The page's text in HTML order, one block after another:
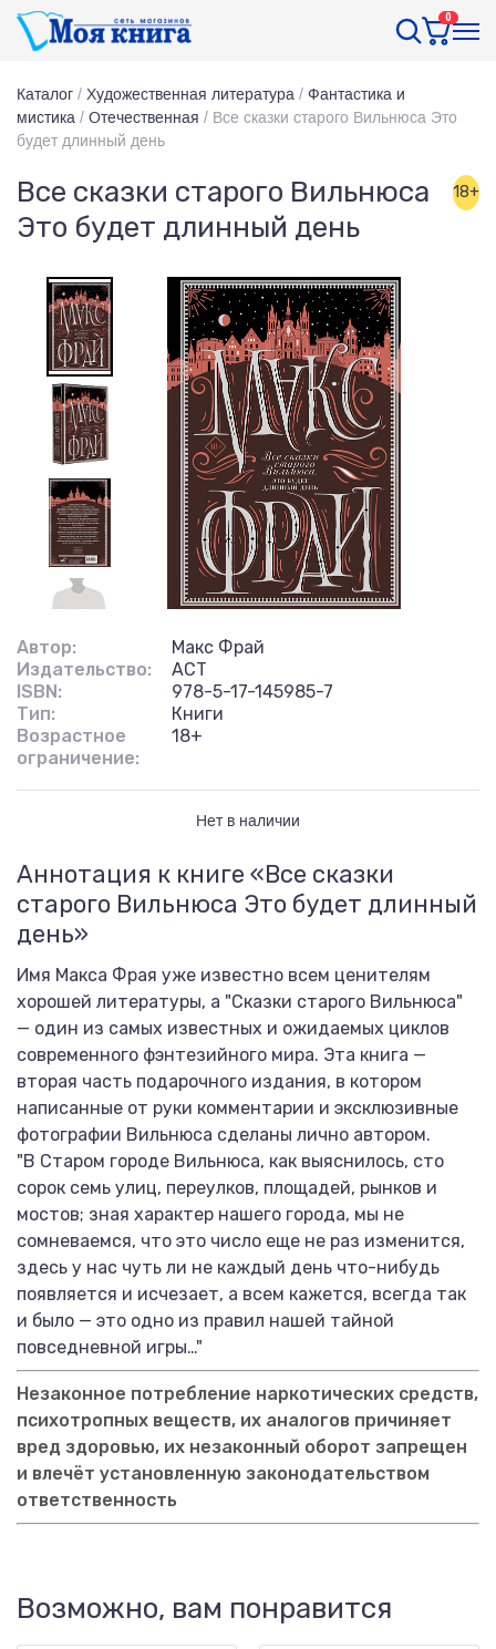
0
Каталог / Художественная литература / Фантастика и
мистика / Отечественная / Все сказки старого Вильнюса Это
будет длинный день
Все сказки старого Вильнюса
Это будет длинный день
18+
Автор:
Макс Фрай
Издательство:
АСТ
ISBN:
978-5-17-145985-7
Тип:
Книги
Возрастное
ограничение:
18+
Нет в наличии
Аннотация к книге «Все сказки
старого Вильнюса Это будет длинный
день»
Имя Макса Фрая уже известно всем ценителям
хорошей литературы, а "Сказки старого Вильнюса"
— один из самых известных и ожидаемых циклов
современного фэнтезийного мира. Эта книга —
вторая часть подарочного издания, в котором
написанные от руки комментарии и эксклюзивные
фотографии Вильнюса сделаны лично автором.
"В Старом городе Вильнюса, как выяснилось, сто
сорок семь улиц, переулков, площадей, рынков и
мостов; зная характер нашего города, мы не
сомневаемся, что это число еще не раз изменится,
здесь у нас чуть ли не каждый день что-нибудь
появляется и исчезает, а всем кажется, всегда так
и было — это одно из правил нашей тайной
повседневной игры…"
Незаконное потребление наркотических средств,
психотропных веществ, их аналогов причиняет
вред здоровью, их незаконный оборот запрещен
и влечёт установленную законодательством
ответственность
Возможно, вам понравится